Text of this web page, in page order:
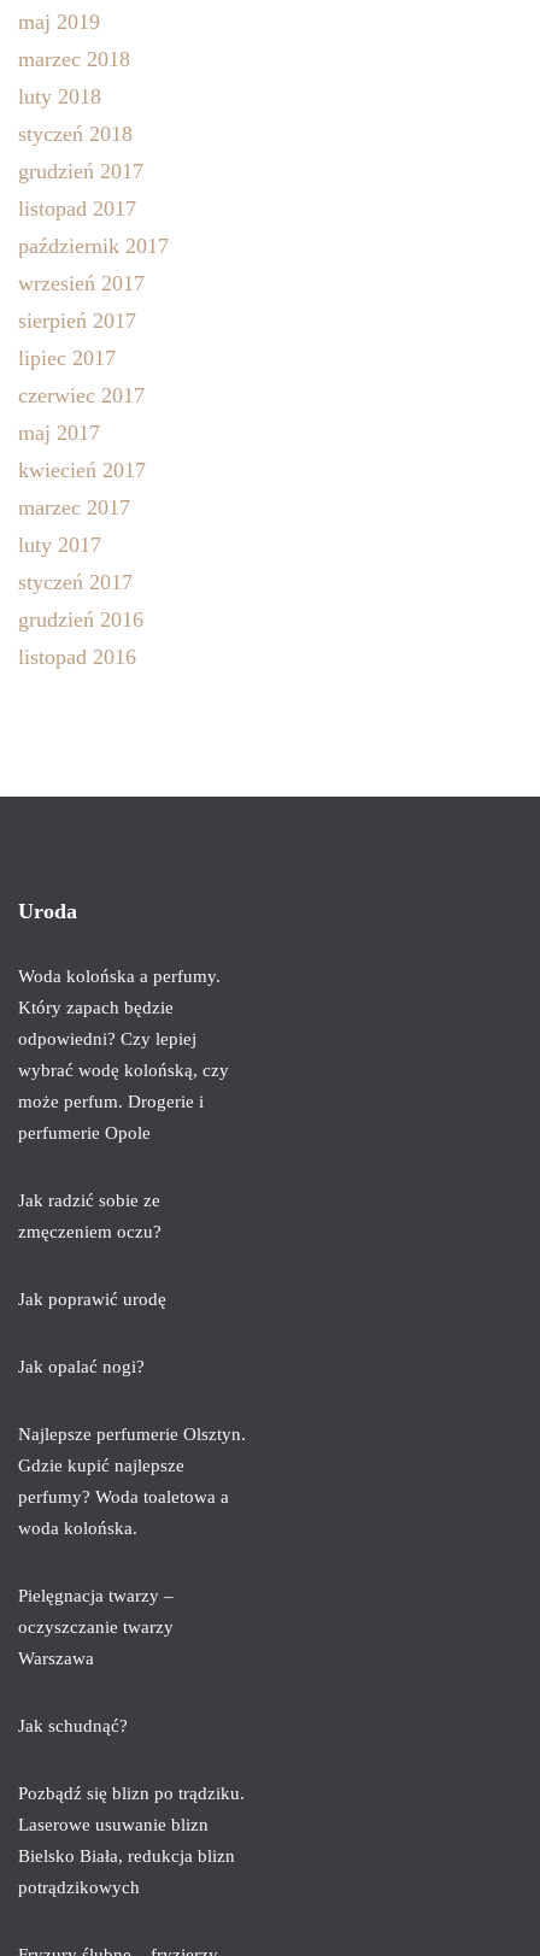
maj 2019
marzec 2018
luty 2018
styczeń 2018
grudzień 2017
listopad 2017
październik 2017
wrzesień 2017
sierpień 2017
lipiec 2017
czerwiec 2017
maj 2017
kwiecień 2017
marzec 2017
luty 2017
styczeń 2017
grudzień 2016
listopad 2016
Uroda
Woda kolońska a perfumy.
Który zapach będzie
odpowiedni? Czy lepiej
wybrać wodę kolońską, czy
może perfum. Drogerie i
perfumerie Opole
Jak radzić sobie ze
zmęczeniem oczu?
Jak poprawić urodę
Jak opalać nogi?
Najlepsze perfumerie Olsztyn.
Gdzie kupić najlepsze
perfumy? Woda toaletowa a
woda kolońska.
Pielęgnacja twarzy –
oczyszczanie twarzy
Warszawa
Jak schudnąć?
Pozbądź się blizn po trądziku.
Laserowe usuwanie blizn
Bielsko Biała, redukcja blizn
potrądzikowych